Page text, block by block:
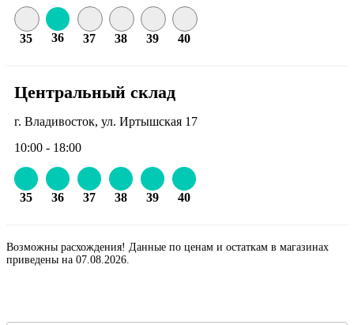
35 36 37 38 39 40
Центральный склад
г. Владивосток, ул. Иртышская 17
10:00 - 18:00
35 36 37 38 39 40
Возможны расхождения! Данные по ценам и остаткам в магазинах
приведены на 07.08.2026.